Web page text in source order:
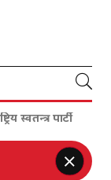
स्वतन्त्र पार्टी